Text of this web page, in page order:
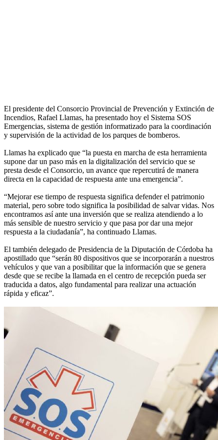
El presidente del Consorcio Provincial de Prevención y Extinción de
Incendios, Rafael Llamas, ha presentado hoy el Sistema SOS
Emergencias, sistema de gestión informatizado para la coordinación
y supervisión de la actividad de los parques de bomberos.
Llamas ha explicado que “la puesta en marcha de esta herramienta
supone dar un paso más en la digitalización del servicio que se
presta desde el Consorcio, un avance que repercutirá de manera
directa en la capacidad de respuesta ante una emergencia”.
“Mejorar ese tiempo de respuesta significa defender el patrimonio
material, pero sobre todo significa la posibilidad de salvar vidas. Nos
encontramos así ante una inversión que se realiza atendiendo a lo
más sensible de nuestro servicio y que pasa por dar una mejor
respuesta a la ciudadanía”, ha continuado Llamas.
El también delegado de Presidencia de la Diputación de Córdoba ha
apostillado que “serán 80 dispositivos que se incorporarán a nuestros
vehículos y que van a posibilitar que la información que se genera
desde que se recibe la llamada en el centro de recepción pueda ser
traducida a datos, algo fundamental para realizar una actuación
rápida y eficaz”.